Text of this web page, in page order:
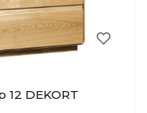
DEKORT